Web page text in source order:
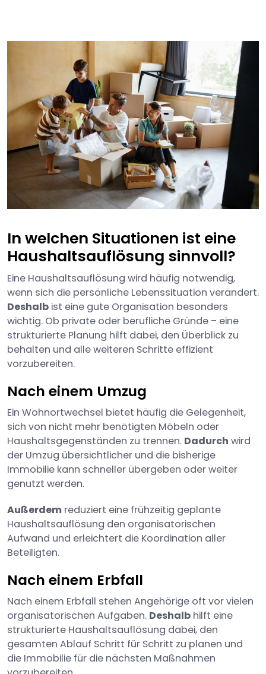
In welchen Situationen ist eine
Haushaltsauflösung sinnvoll?
Eine Haushaltsauflösung wird häufig notwendig,
wenn sich die persönliche Lebenssituation verändert.
Deshalb ist eine gute Organisation besonders
wichtig. Ob private oder berufliche Gründe – eine
strukturierte Planung hilft dabei, den Überblick zu
behalten und alle weiteren Schritte effizient
vorzubereiten.
Nach einem Umzug
Ein Wohnortwechsel bietet häufig die Gelegenheit,
sich von nicht mehr benötigten Möbeln oder
Haushaltsgegenständen zu trennen. Dadurch wird
der Umzug übersichtlicher und die bisherige
Immobilie kann schneller übergeben oder weiter
genutzt werden.
Außerdem reduziert eine frühzeitig geplante
Haushaltsauflösung den organisatorischen
Aufwand und erleichtert die Koordination aller
Beteiligten.
Nach einem Erbfall
Nach einem Erbfall stehen Angehörige oft vor vielen
organisatorischen Aufgaben. Deshalb hilft eine
strukturierte Haushaltsauflösung dabei, den
gesamten Ablauf Schritt für Schritt zu planen und
die Immobilie für die nächsten Maßnahmen